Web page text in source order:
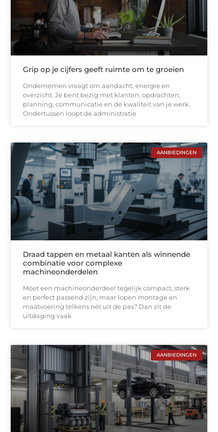
Grip op je cijfers geeft ruimte om te groeien
Ondernemen vraagt om aandacht, energie en
overzicht. Je bent bezig met klanten, opdrachten,
planning, communicatie en de kwaliteit van je werk.
Ondertussen loopt de administratie
AANBIEDINGEN
Draad tappen en metaal kanten als winnende
combinatie voor complexe
machineonderdelen
Moet een machineonderdeel tegelijk compact, sterk
en perfect passend zijn, maar lopen montage en
maatvoering telkens nét uit de pas? Dan zit de
uitdaging vaak
AANBIEDINGEN